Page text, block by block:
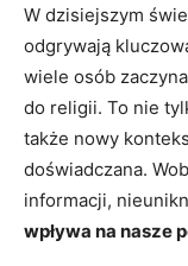
W dzisiejszym
odgrywają
wiele ‍osób
do religii. To ‌nie
także​ nowy
doświadczana.
informacji,
wpływa na nasze